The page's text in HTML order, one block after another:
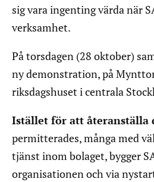
sig vara ingenting värda när
verksamhet.
På torsdagen (28 oktober)
ny demonstration, på
riksdagshuset i centrala
Istället för att återanställa
permitterades, många med
tjänst inom bolaget, bygger
organisationen och via